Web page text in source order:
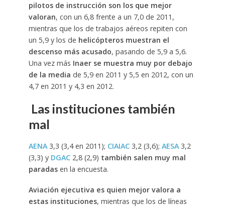
pilotos de instrucción son los que mejor
valoran, con un 6,8 frente a un 7,0 de 2011,
mientras que los de trabajos aéreos repiten con
un 5,9 y los de helicópteros muestran el
descenso más acusado, pasando de 5,9 a 5,6.
Una vez más Inaer se muestra muy por debajo
de la media de 5,9 en 2011 y 5,5 en 2012, con un
4,7 en 2011 y 4,3 en 2012.
Las instituciones también
mal
AENA3,3 (3,4 en 2011); CIAIAC3,2 (3,6); AESA3,2
(3,3) y DGAC2,8 (2,9) también salen muy mal
paradasen la encuesta.
Aviación ejecutiva es quien mejor valora a
estas instituciones, mientras que los de líneas